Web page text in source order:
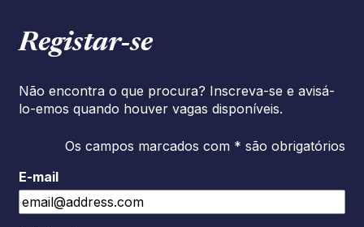
Registar‑se
Não encontra o que procura? Inscreva-se e avisá-
lo-emos quando houver vagas disponíveis.
Os campos marcados com * são obrigatórios
E-mail